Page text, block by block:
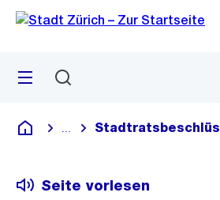
Navigation
Sprunglink
Menü
Deutsch
Blende alle Breadcrumbs ein
Seite vorlesen